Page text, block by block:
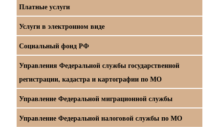
Платные услуги
Услуги в электронном виде
Социальный фонд РФ
Управления Федеральной службы государственной
регистрации, кадастра и картографии по МО
Управление Федеральной миграционной службы
Управление Федеральной налоговой службы по МО